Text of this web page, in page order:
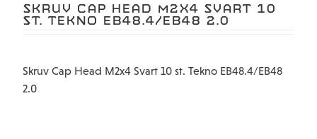
SKRUV CAP HEAD M2X4 SVART 10
ST. TEKNO EB48.4/EB48 2.0
Skruv Cap Head M2x4 Svart 10 st. Tekno EB48.4/EB48
2.0